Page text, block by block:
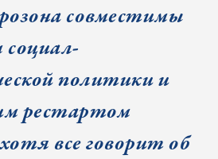
совместимы
социал-
политики и
рестартом
все говорит об